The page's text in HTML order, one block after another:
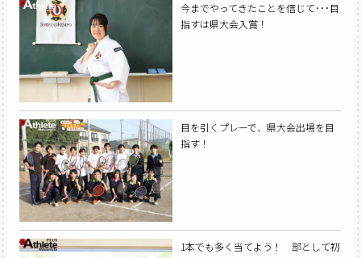
今までやってきたことを信じて･･･目
指すは県大会入賞！
目を引くプレーで、県大会出場を目
指す！
1本でも多く当てよう！ 部として初